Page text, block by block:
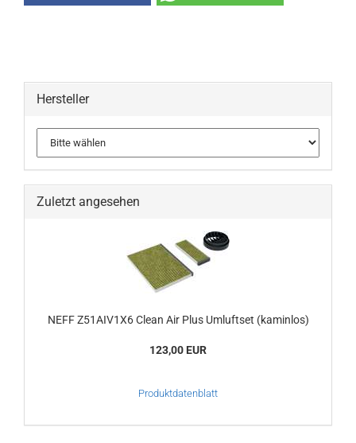
Hersteller
Zuletzt angesehen
NEFF Z51AIV1X6 Clean Air Plus Umluftset (kaminlos)
123,00 EUR
Produktdatenblatt